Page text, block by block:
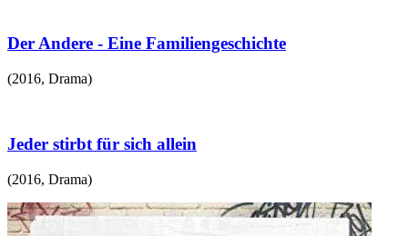
Der Andere - Eine Familiengeschichte
(2016, Drama)
Jeder stirbt für sich allein
(2016, Drama)